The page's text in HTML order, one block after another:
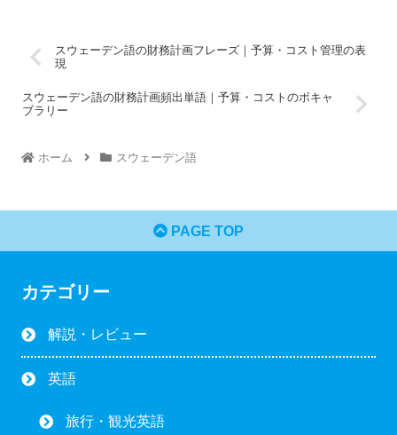
スウェーデン語の財務計画フレーズ｜予算・コスト管理の表
現
スウェーデン語の財務計画頻出単語｜予算・コストのボキャ
ブラリー
ホーム スウェーデン語
PAGE TOP
カテゴリー
解説・レビュー
英語
旅行・観光英語